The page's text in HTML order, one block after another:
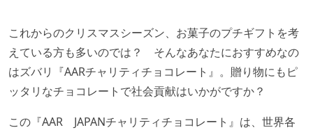
これからのクリスマスシーズン、お菓子のプチギフトを考
えている方も多いのでは？ そんなあなたにおすすめなの
はズバリ『AARチャリティチョコレート』。贈り物にもピ
ッタリなチョコレートで社会貢献はいかがですか？
この『AAR JAPANチャリティチョコレート』は、世界各